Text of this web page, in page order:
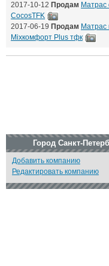
2017-10-12 Продам Матрас
CocosTFK
2017-06-19 Продам Матрас
Mixкомфорт Plus тфк
Город Санкт-
Добавить компанию
Редактировать компанию